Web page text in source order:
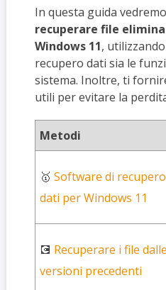
In questa guida
recuperare file
Windows 11,
recupero dati sia le
sistema. Inoltre, ti
utili per evitare la
Metodi
🥇 Software di recupero
dati per Windows 11
💽 Recuperare i file dalle
versioni precedenti